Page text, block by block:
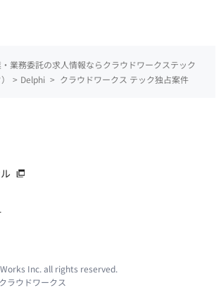
業務委託の求人情報ならクラウドワークステック
> Delphi > クラウドワークス テック独占案件
Inc. all rights reserved.
ラウドワークス